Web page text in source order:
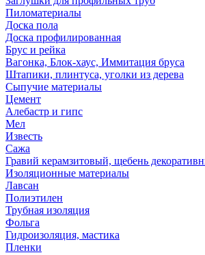
Пиломатериалы
Доска пола
Доска профилированная
Брус и рейка
Вагонка, Блок-хаус, Иммитация бруса
Штапики, плинтуса, уголки из дерева
Сыпучие материалы
Цемент
Алебастр и гипс
Мел
Известь
Сажа
Гравий керамзитовый, щебень
Изоляционные материалы
Лавсан
Полиэтилен
Трубная изоляция
Фольга
Гидроизоляция, мастика
Пленки